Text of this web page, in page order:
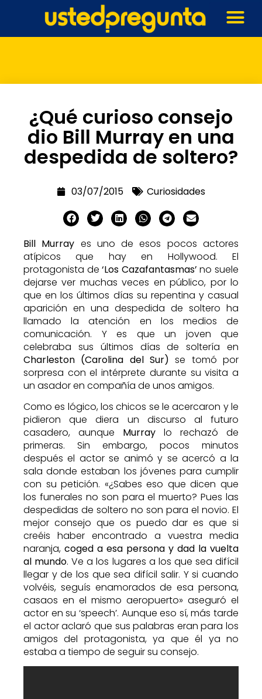
¿Qué curioso consejo
dio Bill Murray en una
despedida de soltero?
03/07/2015 Curiosidades
Bill Murray es uno de esos pocos actores
atípicos que hay en Hollywood. El
protagonista de ‘Los Cazafantasmas’ no suele
dejarse ver muchas veces en público, por lo
que en los últimos días su repentina y casual
aparición en una despedida de soltero ha
llamado la atención en los medios de
comunicación. Y es que un joven que
celebraba sus últimos días de soltería en
Charleston (Carolina del Sur) se tomó por
sorpresa con el intérprete durante su visita a
un asador en compañía de unos amigos.
Como es lógico, los chicos se le acercaron y le
pidieron que diera un discurso al futuro
casadero, aunque Murray lo rechazó de
primeras. Sin embargo, pocos minutos
después el actor se animó y se acercó a la
sala donde estaban los jóvenes para cumplir
con su petición. «¿Sabes eso que dicen que
los funerales no son para el muerto? Pues las
despedidas de soltero no son para el novio. El
mejor consejo que os puedo dar es que si
creéis haber encontrado a vuestra media
naranja, coged a esa persona y dad la vuelta
al mundo. Ve a los lugares a los que sea difícil
llegar y de los que sea difícil salir. Y si cuando
volvéis, seguís enamorados de esa persona,
casaos en el mismo aeropuerto» aseguró el
actor en su ‘speech’. Aunque eso sí, más tarde
el actor aclaró que sus palabras eran para los
amigos del protagonista, ya que él ya no
estaba a tiempo de seguir su consejo.